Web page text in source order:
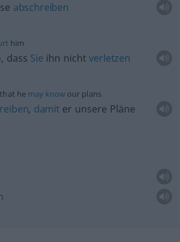
abschreiben
him
, dass Sie ihn nichtverletzen
he may knowour plans
, damit er unsere Pläne